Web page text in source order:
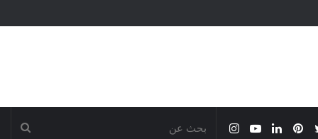
انستقرام يوتيوبلينكدإنبينتيريست تويتر